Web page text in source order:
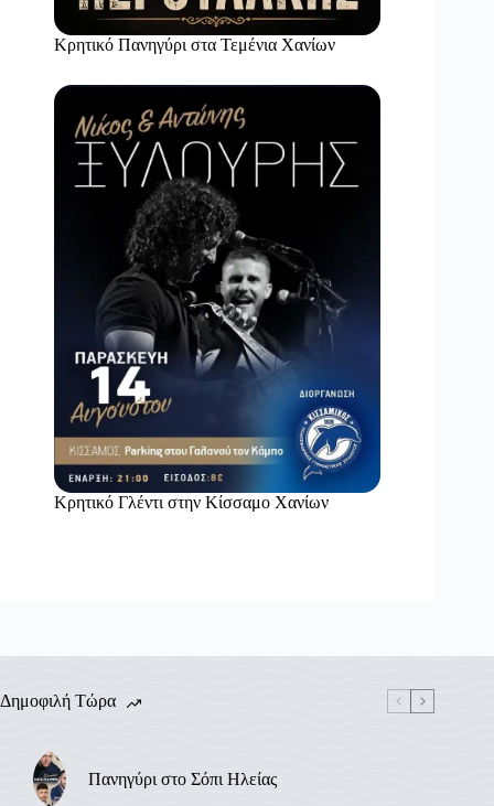
Κρητικό Πανηγύρι στα Τεμένια Χανίων
Κρητικό Γλέντι στην Κίσσαμο Χανίων
Δημοφιλή Τώρα
Πανηγύρι στο Σόπι Ηλείας